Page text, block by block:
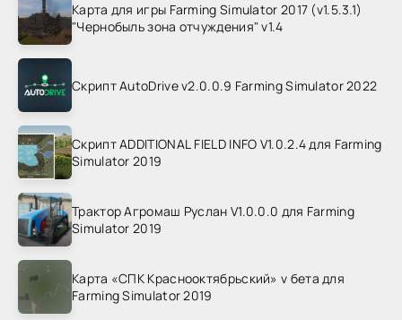
Карта для игры Farming Simulator 2017 (v1.5.3.1)
"Чернобыль зона отчуждения" v1.4
Скрипт AutoDrive v2.0.0.9 Farming Simulator 2022
Скрипт ADDITIONAL FIELD INFO V1.0.2.4 для Farming
Simulator 2019
Трактор Агромаш Руслан V1.0.0.0 для Farming
Simulator 2019
Карта «СПК Краснооктябрьский» v бета для
Farming Simulator 2019